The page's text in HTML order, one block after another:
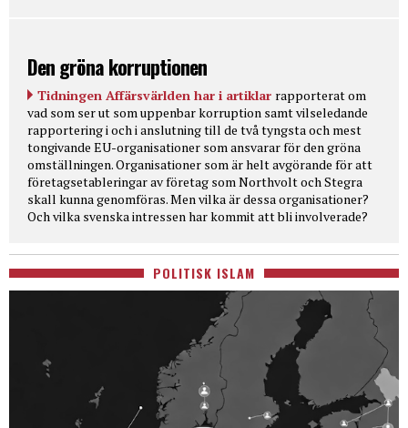
Den gröna korruptionen
Tidningen Affärsvärlden har i artiklar rapporterat om
vad som ser ut som uppenbar korruption samt vilseledande
rapportering i och i anslutning till de två tyngsta och mest
tongivande EU-organisationer som ansvarar för den gröna
omställningen. Organisationer som är helt avgörande för att
företagsetableringar av företag som Northvolt och Stegra
skall kunna genomföras. Men vilka är dessa organisationer?
Och vilka svenska intressen har kommit att bli involverade?
POLITISK ISLAM